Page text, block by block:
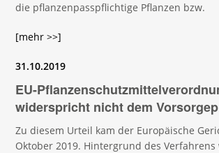
die pflanzenpasspflichtige Pflanzen bzw.
[mehr >>]
31.10.2019
EU-
widerspricht nicht dem
Zu diesem Urteil kam der Europäische
Oktober 2019. Hintergrund des Verfahrens